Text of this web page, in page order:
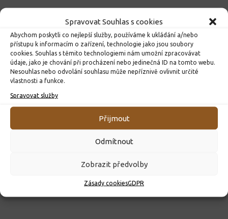
Spravovat Souhlas s cookies
Abychom poskytli co nejlepší služby, používáme k ukládání a/nebo
přístupu k informacím o zařízení, technologie jako jsou soubory
cookies. Souhlas s těmito technologiemi nám umožní zpracovávat
údaje, jako je chování při procházení nebo jedinečná ID na tomto webu.
Nesouhlas nebo odvolání souhlasu může nepříznivě ovlivnit určité
vlastnosti a funkce.
Spravovat služby
Přijmout
Odmítnout
Zobrazit předvolby
Zásady cookiesGDPR
Kroužky 2026/2027